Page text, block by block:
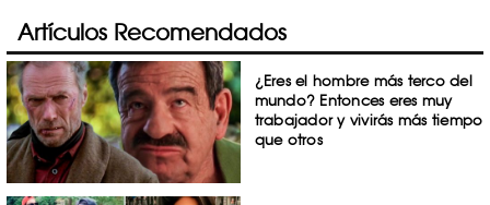
Artículos Recomendados
¿Eres el hombre más terco del
mundo? Entonces eres muy
trabajador y vivirás más tiempo
que otros